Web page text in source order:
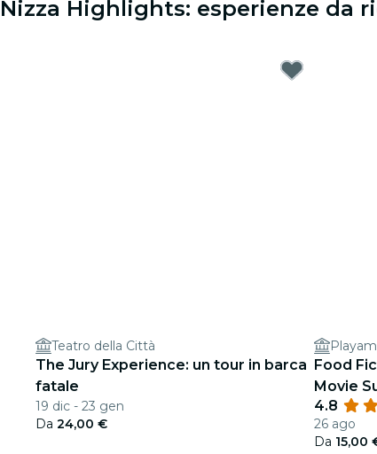
Nizza Highlights: esperienze da
Teatro della Città
The Jury Experience: un tour in barca
fatale
19 dic - 23 gen
Da 24,00 €
Food
Movie
4.8
26 ago
Da 15,00